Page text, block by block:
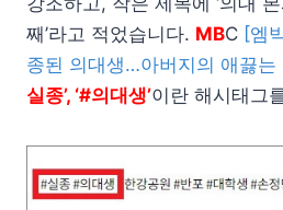
째’라고 적었습니다. MBC [엠
종된 의대생…아버지의 애끓는
실종’, ‘#의대생’이란 해시태그